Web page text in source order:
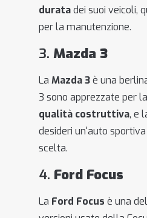
duratadei suoi veicoli,
per la manutenzione.
3. Mazda 3
La Mazda 3è una
3 sono apprezzate per
qualità costruttiva, e
desideri un'auto
scelta.
4. Ford Focus
La Ford Focus è una